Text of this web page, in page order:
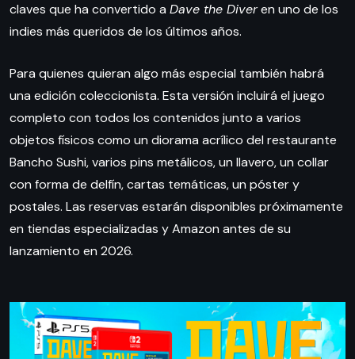
claves que ha convertido a Dave the Diveren uno de los
indies más queridos de los últimos años.
Para quienes quieran algo más especial también habrá
una edición coleccionista. Esta versión incluirá el juego
completo con todos los contenidos junto a varios
objetos físicos como un diorama acrílico del restaurante
Bancho Sushi, varios pins metálicos, un llavero, un collar
con forma de delfín, cartas temáticas, un póster y
postales. Las reservas estarán disponibles próximamente
en tiendas especializadas y Amazon antes de su
lanzamiento en 2026.